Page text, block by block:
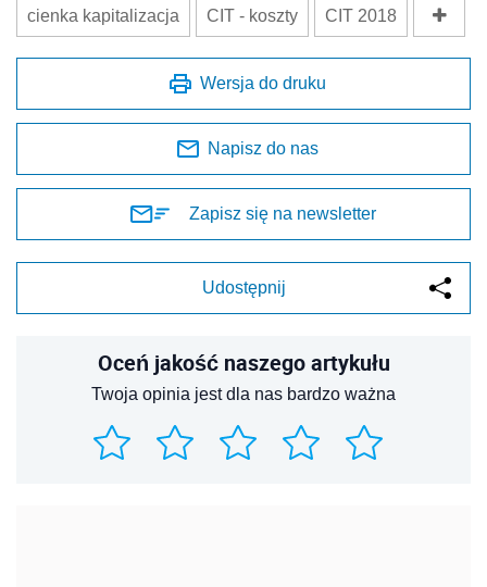
cienka kapitalizacja CIT - koszty CIT 2018
Wersja do druku
Napisz do nas
Zapisz się na newsletter
Udostępnij
Oceń jakość naszego artykułu
Twoja opinia jest dla nas bardzo ważna